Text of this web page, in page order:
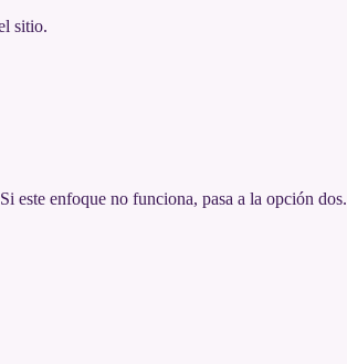
sitio.
este enfoque no funciona, pasa a la opción dos.